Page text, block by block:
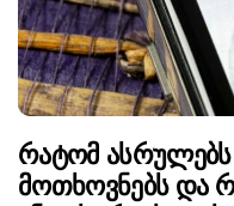
Რატომ Ასრულებს
Მოთხოვნებს Და